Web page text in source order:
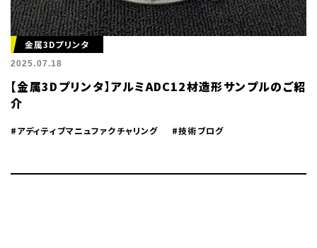
金属3Dプリンタ
2025.07.18
【金属3Dプリンタ】アルミADC12材造形サンプルのご紹
介
#アディティブマニュファクチャリング #技術ブログ